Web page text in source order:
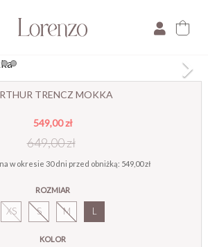
TRENCZ MOKKA
549,00 zł
649,00 zł
w okresie 30 dni przed obniżką: 549,00 zł
ROZMIAR
XS S M L
KOLOR